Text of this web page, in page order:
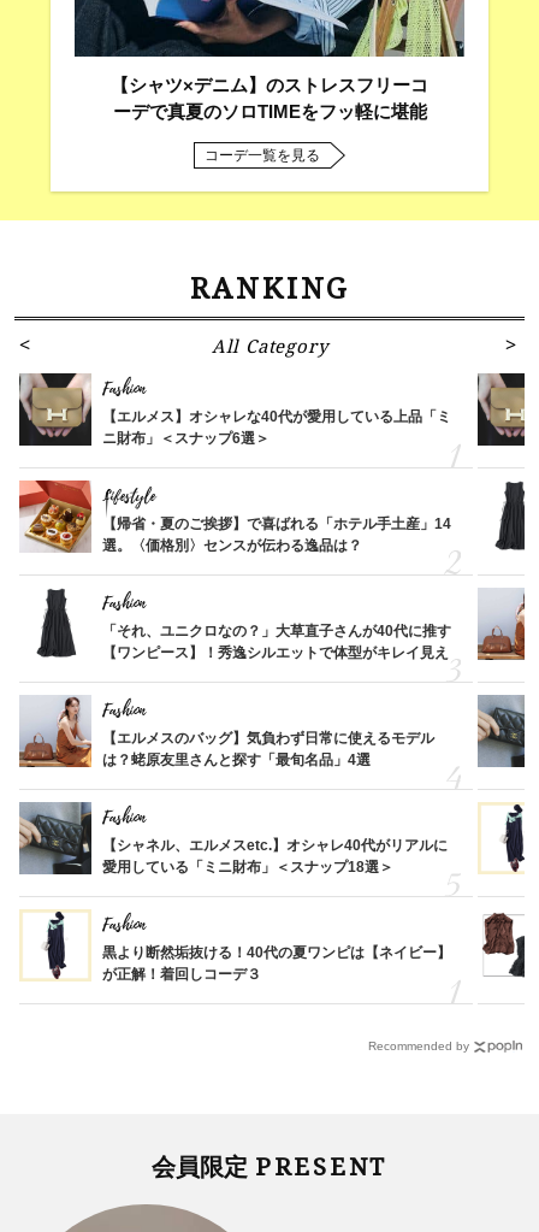
【シャツ×デニム】のストレスフリーコ
ーデで真夏のソロTIMEをフッ軽に堪能
コーデ一覧を見る
RANKING
All Category
Fashion
【エルメス】オシャレな40代が愛用している上品「ミ
ニ財布」＜スナップ6選＞
Lifestyle
【帰省・夏のご挨拶】で喜ばれる「ホテル手土産」14
選。〈価格別〉センスが伝わる逸品は？
Fashion
「それ、ユニクロなの？」大草直子さんが40代に推す
【ワンピース】！秀逸シルエットで体型がキレイ見え
Fashion
【エルメスのバッグ】気負わず日常に使えるモデル
は？蛯原友里さんと探す「最旬名品」4選
Fashion
【シャネル、エルメスetc.】オシャレ40代がリアルに
愛用している「ミニ財布」＜スナップ18選＞
Fashion
黒より断然垢抜ける！40代の夏ワンピは【ネイビー】
が正解！着回しコーデ３
Recommended by
会員限定 PRESENT